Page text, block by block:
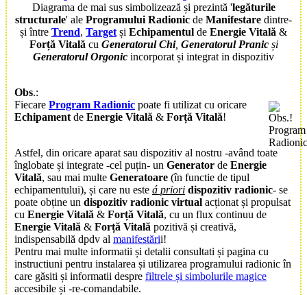
Diagrama de mai sus simbolizează și prezintă 'legăturile
structurale' ale Programului Radionic de Manifestare dintre-
și între Trend, Target și Echipamentul de Energie Vitală &
Forță Vitală cu Generatorul Chi, Generatorul Pranicși
Generatorul Orgonic incorporat și integrat in dispozitiv
Obs.:
Fiecare Program Radionic poate fi utilizat cu oricare
Echipament de Energie Vitală & Forță Vitală!
Astfel, din oricare aparat sau dispozitiv al nostru -având toate
înglobate și integrate -cel puțin- un Generator de Energie
Vitală, sau mai multe Generatoare (în functie de tipul
echipamentului), și care nu este á priori dispozitiv radionic- se
poate obține un dispozitiv radionic virtual acționat și propulsat
cu Energie Vitală & Forță Vitală, cu un flux continuu de
Energie Vitală & Forță Vitală pozitivă și creativă,
indispensabilă dpdv al manifestării!
Pentru mai multe informatii și detalii consultati și pagina cu
instructiuni pentru instalarea și utilizarea programului radionic în
care găsiti și informatii despre filtrele și simbolurile magice
accesibile și -re-comandabile.